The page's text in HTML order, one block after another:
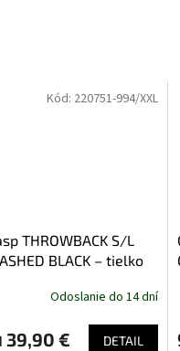
THROWBACK S/L
BLACK – tielko
Odoslanie do 14 dní
39,90 € DETAIL
Kód: 220751-994/XXL